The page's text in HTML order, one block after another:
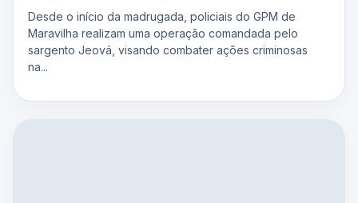
Desde o início da madrugada, policiais do GPM de
Maravilha realizam uma operação comandada pelo
sargento Jeová, visando combater ações criminosas
na...